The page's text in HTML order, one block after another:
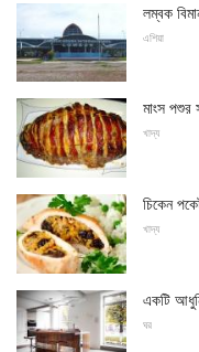
লম্বক
এশিয়া
মাংস পশুর
খাদ্য
চিকেন
খাদ্য
একটি
ঘর